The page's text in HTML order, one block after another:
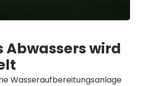
Abwassers wird
Wasseraufbereitungsanlage